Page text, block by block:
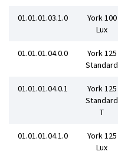
01.01.01.03.1.0
York 100
Lux
01.01.01.04.0.0
York 125
Standard
01.01.01.04.0.1
York 125
Standard
T
01.01.01.04.1.0
York 125
Lux